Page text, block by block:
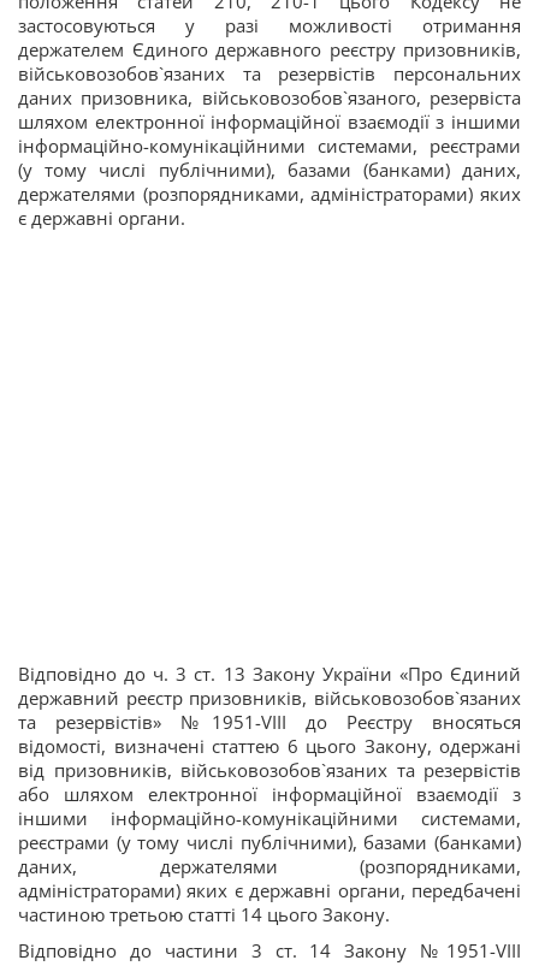
застосовуються у разі можливості отримання
держателем Єдиного державного реєстру призовників,
військовозобов`язаних та резервістів персональних
даних призовника, військовозобов`язаного, резервіста
шляхом електронної інформаційної взаємодії з іншими
інформаційно-комунікаційними системами, реєстрами
(у тому числі публічними), базами (банками) даних,
держателями (розпорядниками, адміністраторами) яких
є державні органи.
Відповідно до ч. 3 ст. 13 Закону України «Про Єдиний
державний реєстр призовників, військовозобов`язаних
та резервістів» №1951-VIII до Реєстру вносяться
відомості, визначені статтею 6 цього Закону, одержані
від призовників, військовозобов`язаних та резервістів
або шляхом електронної інформаційної взаємодії з
іншими інформаційно-комунікаційними системами,
реєстрами (у тому числі публічними), базами (банками)
даних, держателями (розпорядниками,
адміністраторами) яких є державні органи, передбачені
частиною третьою статті 14 цього Закону.
Відповідно до частини 3 ст. 14 Закону №1951-VIII